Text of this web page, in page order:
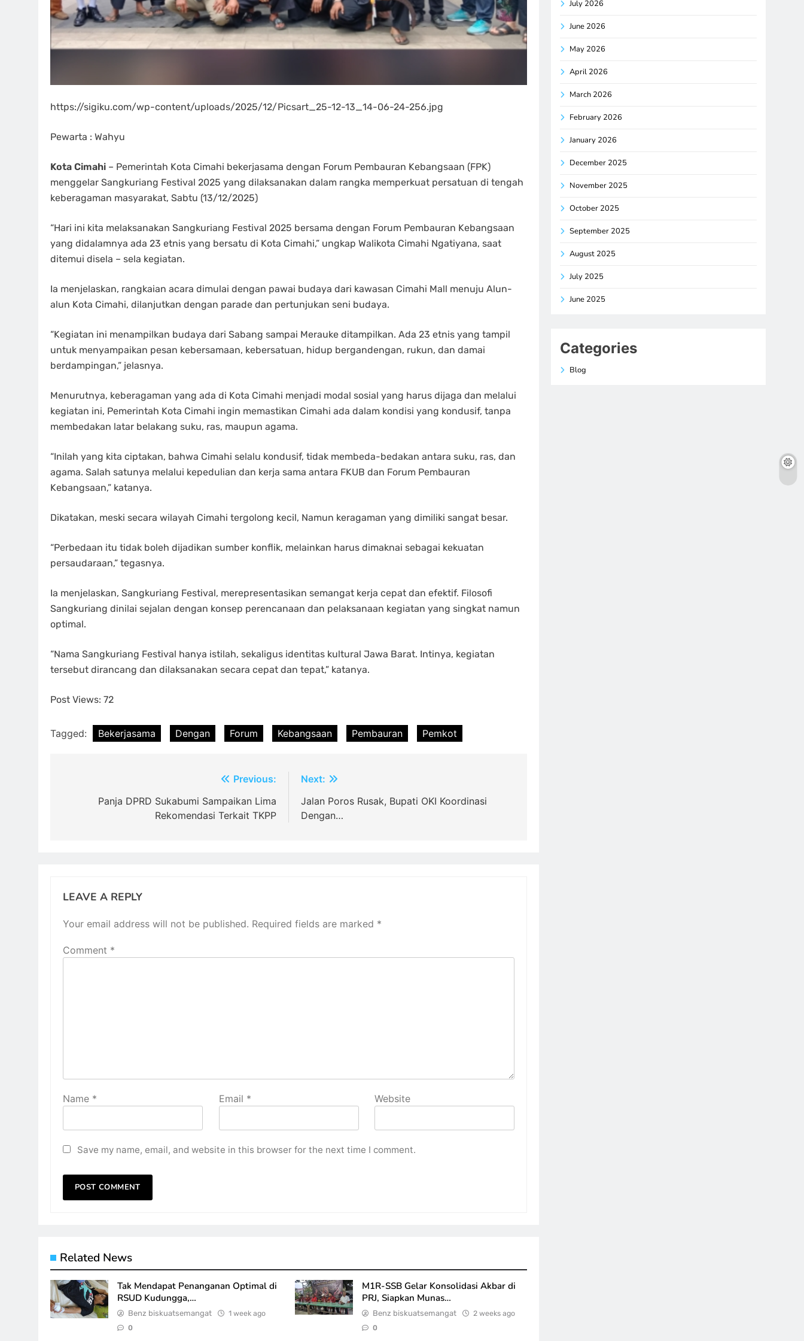
https://sigiku.com/wp-content/uploads/2025/12/Picsart_25-12-13_14-06-24-256.jpg
Pewarta : Wahyu
Kota Cimahi – Pemerintah Kota Cimahi bekerjasama dengan Forum Pembauran Kebangsaan (FPK)
menggelar Sangkuriang Festival 2025 yang dilaksanakan dalam rangka memperkuat persatuan di tengah
keberagaman masyarakat, Sabtu (13/12/2025)
“Hari ini kita melaksanakan Sangkuriang Festival 2025 bersama dengan Forum Pembauran Kebangsaan
yang didalamnya ada 23 etnis yang bersatu di Kota Cimahi,” ungkap Walikota Cimahi Ngatiyana, saat
ditemui disela – sela kegiatan.
Ia menjelaskan, rangkaian acara dimulai dengan pawai budaya dari kawasan Cimahi Mall menuju Alun-
alun Kota Cimahi, dilanjutkan dengan parade dan pertunjukan seni budaya.
“Kegiatan ini menampilkan budaya dari Sabang sampai Merauke ditampilkan. Ada 23 etnis yang tampil
untuk menyampaikan pesan kebersamaan, kebersatuan, hidup bergandengan, rukun, dan damai
berdampingan,” jelasnya.
Menurutnya, keberagaman yang ada di Kota Cimahi menjadi modal sosial yang harus dijaga dan melalui
kegiatan ini, Pemerintah Kota Cimahi ingin memastikan Cimahi ada dalam kondisi yang kondusif, tanpa
membedakan latar belakang suku, ras, maupun agama.
“Inilah yang kita ciptakan, bahwa Cimahi selalu kondusif, tidak membeda-bedakan antara suku, ras, dan
agama. Salah satunya melalui kepedulian dan kerja sama antara FKUB dan Forum Pembauran
Kebangsaan,” katanya.
Dikatakan, meski secara wilayah Cimahi tergolong kecil, Namun keragaman yang dimiliki sangat besar.
“Perbedaan itu tidak boleh dijadikan sumber konflik, melainkan harus dimaknai sebagai kekuatan
persaudaraan,” tegasnya.
Ia menjelaskan, Sangkuriang Festival, merepresentasikan semangat kerja cepat dan efektif. Filosofi
Sangkuriang dinilai sejalan dengan konsep perencanaan dan pelaksanaan kegiatan yang singkat namun
optimal.
“Nama Sangkuriang Festival hanya istilah, sekaligus identitas kultural Jawa Barat. Intinya, kegiatan
tersebut dirancang dan dilaksanakan secara cepat dan tepat,” katanya.
Post Views: 72
Tagged: Bekerjasama Dengan Forum Kebangsaan Pembauran Pemkot
navigation
Previous:
Panja DPRD Sukabumi Sampaikan Lima
Rekomendasi Terkait TKPP
Next:
Jalan Poros Rusak, Bupati OKI Koordinasi
Dengan…
LEAVE A REPLY
Your email address will not be published. Required fields are marked *
Comment *
Name * Email * Website
Save my name, email, and website in this browser for the next time I comment.
Related News
Tak Mendapat Penanganan Optimal di
RSUD Kudungga,…
Benz biskuatsemangat 1 week ago
0
M1R-SSB Gelar Konsolidasi Akbar di
PRJ, Siapkan Munas…
Benz biskuatsemangat 2 weeks ago
0
July 2026
June 2026
May 2026
April 2026
March 2026
February 2026
January 2026
December 2025
November 2025
October 2025
September 2025
August 2025
July 2025
June 2025
Categories
Blog